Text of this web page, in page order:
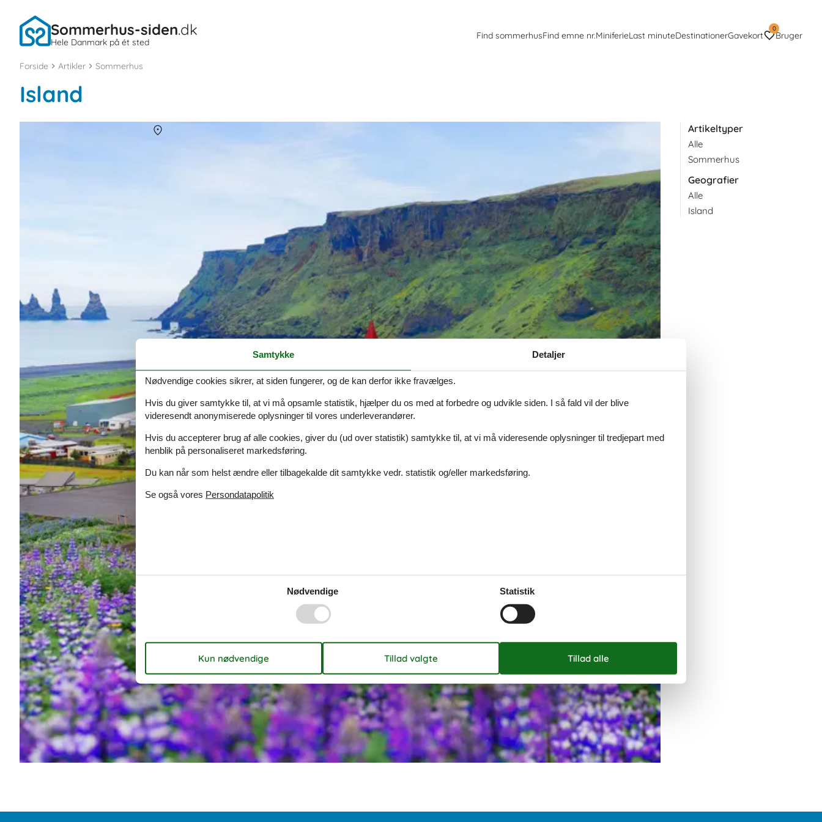
Sommerhus-siden.dk
Hele Danmark på ét sted
Find sommerhusFind emne nr.MiniferieLast minuteDestinationerGavekort
0
Bruger
Forside Artikler Sommerhus
Island
Artikeltyper
Alle
Sommerhus
Geografier
Alle
Island
Samtykke Detaljer
Nødvendige cookies sikrer, at siden fungerer, og de kan derfor ikke fravælges.
Hvis du giver samtykke til, at vi må opsamle statistik, hjælper du os med at forbedre og udvikle siden. I så fald vil der blive
videresendt anonymiserede oplysninger til vores underleverandører.
Hvis du accepterer brug af alle cookies, giver du (ud over statistik) samtykke til, at vi må videresende oplysninger til tredjepart med
henblik på personaliseret markedsføring.
Du kan når som helst ændre eller tilbagekalde dit samtykke vedr. statistik og/eller markedsføring.
Se også vores Persondatapolitik
Nødvendige Statistik